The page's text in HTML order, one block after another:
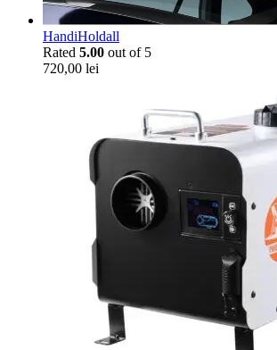
HandiHoldall
Rated 5.00 out of 5
720,00 lei